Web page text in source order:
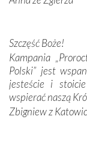
Podczas tej
zwyczaje.
oddalone, w
Sprawiła to
kulturowa
Szczęść Boże!
Kampania
Polski” jest
jesteście i
wspierać naszą
Zbigniew z Katowic